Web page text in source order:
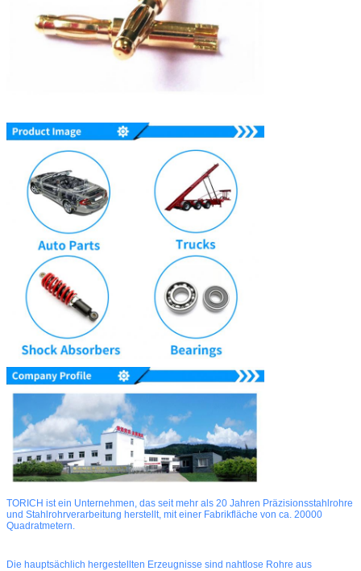
TORICH ist ein Unternehmen, das seit mehr als 20 Jahren Präzisionsstahlrohre
und Stahlrohrverarbeitung herstellt, mit einer Fabrikfläche von ca. 20000
Quadratmetern.
Die hauptsächlich hergestellten Erzeugnisse sind nahtlose Rohre aus